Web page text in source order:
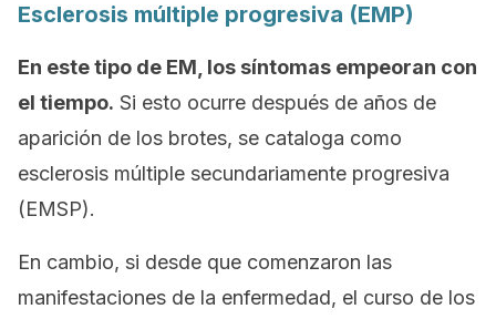
Esclerosis múltiple progresiva (EMP)
En este tipo de EM, los síntomas empeoran con
el tiempo. Si esto ocurre después de años de
aparición de los brotes, se cataloga como
esclerosis múltiple secundariamente progresiva
(EMSP).
En cambio, si desde que comenzaron las
manifestaciones de la enfermedad, el curso de los